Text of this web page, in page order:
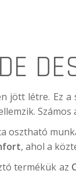
jött létre. Ez
osztható
, ahol a
termékük az